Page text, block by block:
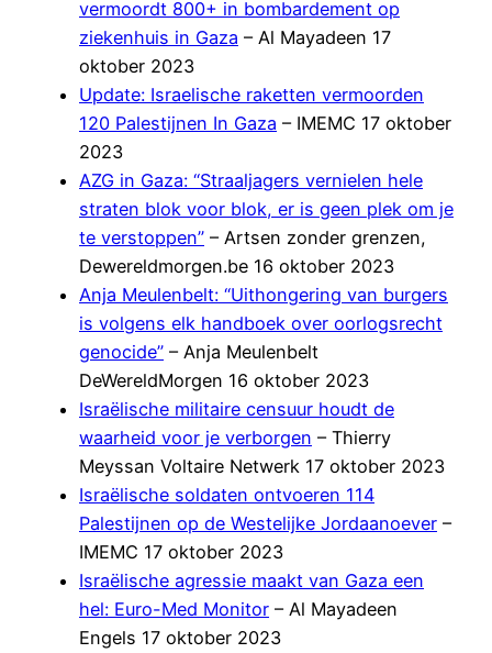
vermoordt 800+ in bombardement op
ziekenhuis in Gaza – Al Mayadeen 17
oktober 2023
Update: Israelische raketten vermoorden
120 Palestijnen In Gaza – IMEMC 17 oktober
2023
AZG in Gaza: “Straaljagers vernielen hele
straten blok voor blok, er is geen plek om je
te verstoppen” – Artsen zonder grenzen,
Dewereldmorgen.be 16 oktober 2023
Anja Meulenbelt: “Uithongering van burgers
is volgens elk handboek over oorlogsrecht
genocide” – Anja Meulenbelt
DeWereldMorgen 16 oktober 2023
Israëlische militaire censuur houdt de
waarheid voor je verborgen – Thierry
Meyssan Voltaire Netwerk 17 oktober 2023
Israëlische soldaten ontvoeren 114
Palestijnen op de Westelijke Jordaanoever –
IMEMC 17 oktober 2023
Israëlische agressie maakt van Gaza een
hel: Euro-Med Monitor – Al Mayadeen
Engels 17 oktober 2023